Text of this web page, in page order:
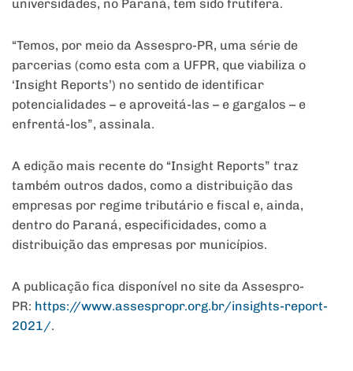
universidades, no Paraná, tem sido frutífera.
“Temos, por meio da Assespro-PR, uma série de
parcerias (como esta com a UFPR, que viabiliza o
‘Insight Reports’) no sentido de identificar
potencialidades – e aproveitá-las – e gargalos – e
enfrentá-los”, assinala.
A edição mais recente do “Insight Reports” traz
também outros dados, como a distribuição das
empresas por regime tributário e fiscal e, ainda,
dentro do Paraná, especificidades, como a
distribuição das empresas por municípios.
A publicação fica disponível no site da Assespro-
PR: https://www.assespropr.org.br/insights-report-
2021/.